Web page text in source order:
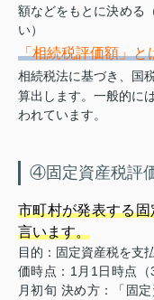
額などをもとに決める
い）
「相続税評価額」と
相続税法に基づき、国
算出します。一般的に
われています。
④固定資産税評
市町村が発表する
言います。
目的：固定資産税を支
価時点：1月1日時点
月初旬 決め方：「固